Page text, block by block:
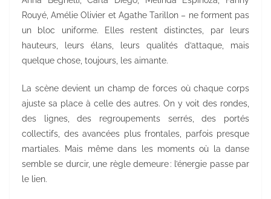
Rouyé, Amélie Olivier et Agathe Tarillon – ne forment pas
un bloc uniforme. Elles restent distinctes, par leurs
hauteurs, leurs élans, leurs qualités d’attaque, mais
quelque chose, toujours, les aimante.
La scène devient un champ de forces où chaque corps
ajuste sa place à celle des autres. On y voit des rondes,
des lignes, des regroupements serrés, des portés
collectifs, des avancées plus frontales, parfois presque
martiales. Mais même dans les moments où la danse
semble se durcir, une règle demeure : l’énergie passe par
le lien.